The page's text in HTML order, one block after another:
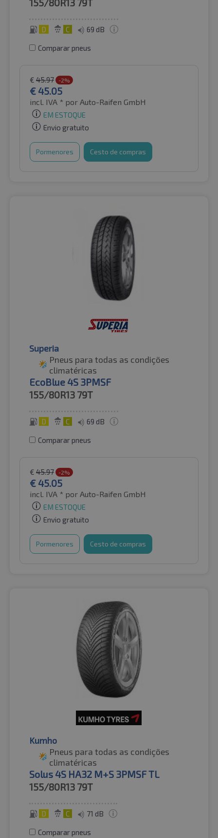
155/80R13 79T
D C 69 dB
Comparar pneus
€ 45.97 -2%
€ 45.05
incl. IVA * por Auto-Raifen GmbH
EM ESTOQUE
Envio gratuito
Pormenores Cesto de compras
Superia
Pneus para todas as condições
climatéricas
EcoBlue 4S 3PMSF
155/80R13 79T
D C 69 dB
Comparar pneus
€ 45.97 -2%
€ 45.05
incl. IVA * por Auto-Raifen GmbH
EM ESTOQUE
Envio gratuito
Pormenores Cesto de compras
Kumho
Pneus para todas as condições
climatéricas
Solus 4S HA32 M+S 3PMSF TL
155/80R13 79T
D C 71 dB
Comparar pneus